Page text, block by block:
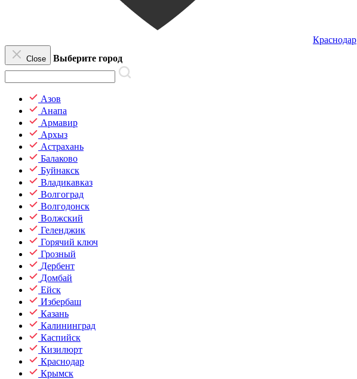
Краснодар
Close Выберите город
Азов
Анапа
Армавир
Архыз
Астрахань
Балаково
Буйнакск
Владикавказ
Волгоград
Волгодонск
Волжский
Геленджик
Горячий ключ
Грозный
Дербент
Домбай
Ейск
Избербаш
Казань
Калининград
Каспийск
Кизилюрт
Краснодар
Крымск